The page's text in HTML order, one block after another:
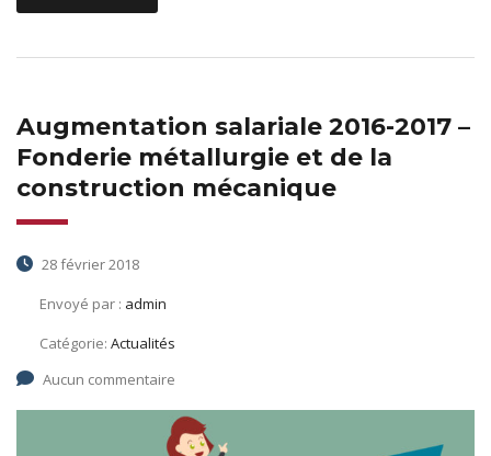
Augmentation salariale 2016-2017 –
Fonderie métallurgie et de la
construction mécanique
28 février 2018
Envoyé par : admin
Catégorie: Actualités
Aucun commentaire